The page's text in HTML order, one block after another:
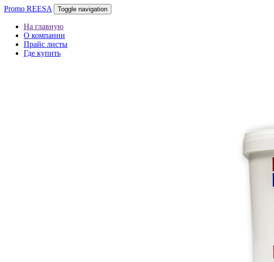
Promo REESA Toggle navigation
На главную
О компании
Прайс листы
Где купить